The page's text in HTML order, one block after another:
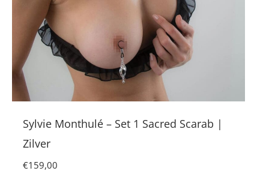
Sylvie Monthulé – Set 1 Sacred Scarab |
Zilver
€159,00